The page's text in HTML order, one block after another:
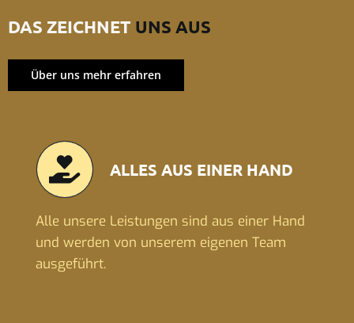
DAS ZEICHNET UNS AUS
Über uns mehr erfahren
ALLES AUS EINER HAND
Alle unsere Leistungen sind aus einer Hand
und werden von unserem eigenen Team
ausgeführt.